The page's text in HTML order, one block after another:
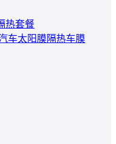
热套餐
车太阳膜隔热车膜